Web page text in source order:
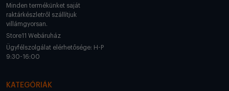
Minden termékünket saját
raktárkészletről szállítjuk
villámgyorsan.
Store11 Webáruház
Ügyfélszolgálat elérhetősége: H-P
9:30-16:00
KATEGÓRIÁK